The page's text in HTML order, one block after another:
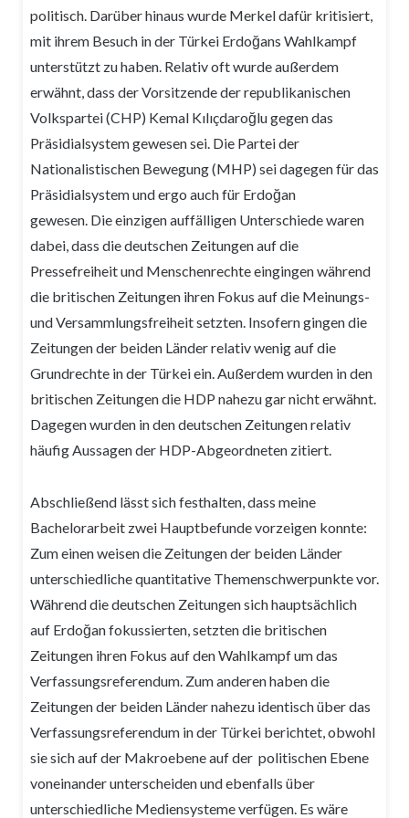
politisch. Darüber hinaus wurde Merkel dafür kritisiert,
mit ihrem Besuch in der Türkei Erdoğans Wahlkampf
unterstützt zu haben. Relativ oft wurde außerdem
erwähnt, dass der Vorsitzende der republikanischen
Volkspartei (CHP) Kemal Kılıçdaroğlu gegen das
Präsidialsystem gewesen sei. Die Partei der
Nationalistischen Bewegung (MHP) sei dagegen für das
Präsidialsystem und ergo auch für Erdoğan
gewesen. Die einzigen auffälligen Unterschiede waren
dabei, dass die deutschen Zeitungen auf die
Pressefreiheit und Menschenrechte eingingen während
die britischen Zeitungen ihren Fokus auf die Meinungs-
und Versammlungsfreiheit setzten. Insofern gingen die
Zeitungen der beiden Länder relativ wenig auf die
Grundrechte in der Türkei ein. Außerdem wurden in den
britischen Zeitungen die HDP nahezu gar nicht erwähnt.
Dagegen wurden in den deutschen Zeitungen relativ
häufig Aussagen der HDP-Abgeordneten zitiert.
Abschließend lässt sich festhalten, dass meine
Bachelorarbeit zwei Hauptbefunde vorzeigen konnte:
Zum einen weisen die Zeitungen der beiden Länder
unterschiedliche quantitative Themenschwerpunkte vor.
Während die deutschen Zeitungen sich hauptsächlich
auf Erdoğan fokussierten, setzten die britischen
Zeitungen ihren Fokus auf den Wahlkampf um das
Verfassungsreferendum. Zum anderen haben die
Zeitungen der beiden Länder nahezu identisch über das
Verfassungsreferendum in der Türkei berichtet, obwohl
sie sich auf der Makroebene auf der politischen Ebene
voneinander unterscheiden und ebenfalls über
unterschiedliche Mediensysteme verfügen. Es wäre